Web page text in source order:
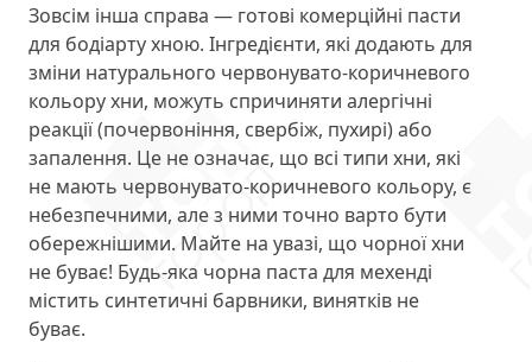
Зовсім інша справа — готові комерційні пасти
для бодіарту хною. Інгредієнти, які додають для
зміни натурального червонувато-коричневого
кольору хни, можуть спричиняти алергічні
реакції (почервоніння, свербіж, пухирі) або
запалення. Це не означає, що всі типи хни, які
не мають червонувато-коричневого кольору, є
небезпечними, але з ними точно варто бути
обережнішими. Майте на увазі, що чорної хни
не буває! Будь-яка чорна паста для мехенді
містить синтетичні барвники, винятків не
буває.